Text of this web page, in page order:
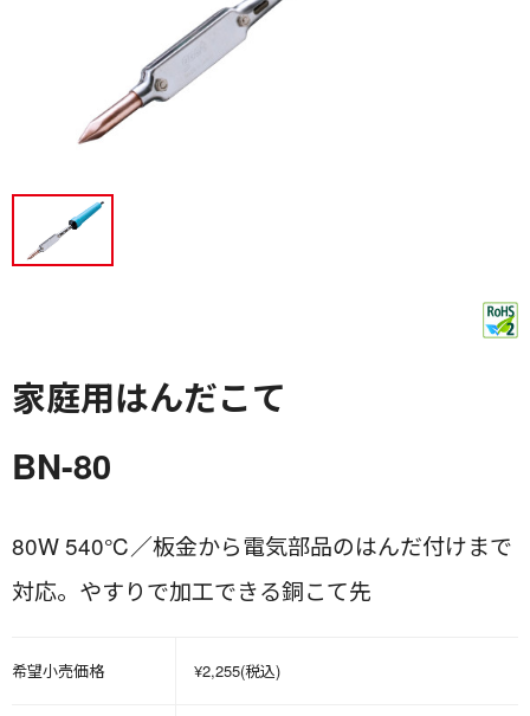
家庭用はんだこて
BN-80
80W 540℃／板金から電気部品のはんだ付けまで
対応。やすりで加工できる銅こて先
希望小売価格 ¥2,255(税込)